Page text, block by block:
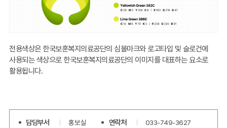
/
R136,
G172,
(C50,
M0,
전용색상은 한국보훈복지의료공단의 심볼마크와 로고타입 및 슬로건에
사용되는 색상으로 한국보훈복지의료공단의 이미지를 대표하는 요소로
활용됩니다.
담당부서 홍보실 연락처 033-749-3627